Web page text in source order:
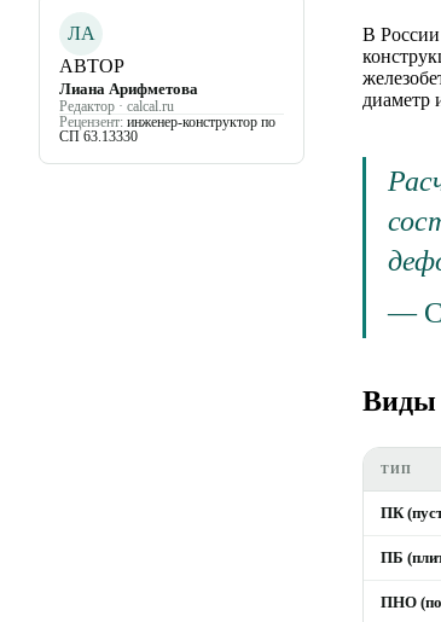
ЛА
АВТОР
Лиана Арифметова
Редактор · calcal.ru
Рецензент: инженер-конструктор по
СП 63.13330
В
диаметр
—
Виды
ТИП
ПК
ПБ
ПНО